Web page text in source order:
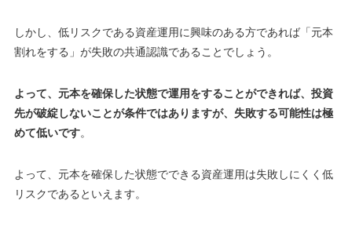
しかし、低リスクである資産運用に興味のある方であれば「元本
割れをする 」が失敗の共通認識であることでしょう。
よって、元本を確保した状態で運用をすることができれば、投資
先が破綻しないことが条件ではありますが、失敗する可能性は極
めて低いです。
よって、元本を確保した状態でできる資産運用は失敗しにくく低
リスクであるといえます。